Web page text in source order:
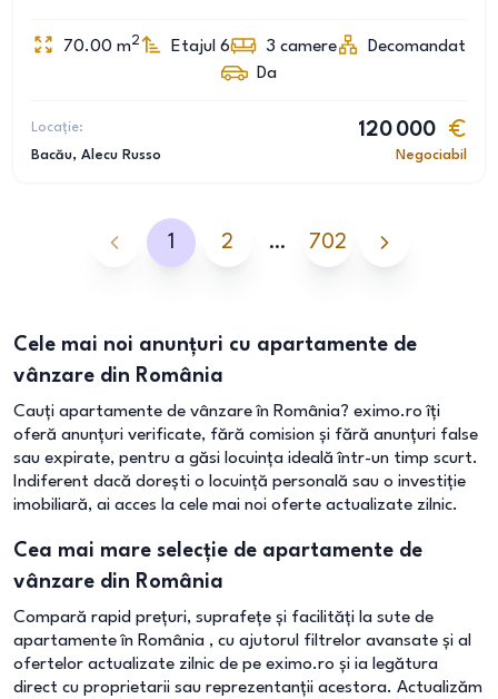
70.00 m2 Etajul 6 3 camere
Decomandat
Da
Locație:
Bacău, Alecu Russo
120 000
Negociabil
1 2 … 702
Cele mai noi anunțuri cu apartamente de
vânzare din România
Cauți apartamente de vânzare în România? eximo.ro îți
oferă anunțuri verificate, fără comision și fără anunțuri false
sau expirate, pentru a găsi locuința ideală într-un timp scurt.
Indiferent dacă dorești o locuință personală sau o investiție
imobiliară, ai acces la cele mai noi oferte actualizate zilnic.
Cea mai mare selecție de apartamente de
vânzare din România
Compară rapid prețuri, suprafețe și facilități la sute de
apartamente în România , cu ajutorul filtrelor avansate și al
ofertelor actualizate zilnic de pe eximo.ro și ia legătura
direct cu proprietarii sau reprezentanții acestora. Actualizăm